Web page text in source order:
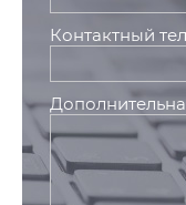
Контактный